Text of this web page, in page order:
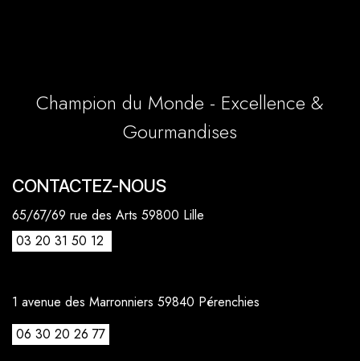
CONTACTEZ-NOUS
65/67/69 rue des Arts 59800 Lille
03 20 31 50 12
1 avenue des Marronniers 59840 Pérenchies
06 30 20 26 77
Champion du Monde - Excellence &
Gourmandises